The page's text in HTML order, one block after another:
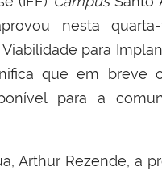
nesta
para
que em breve
para a
Arthur Rezende, a